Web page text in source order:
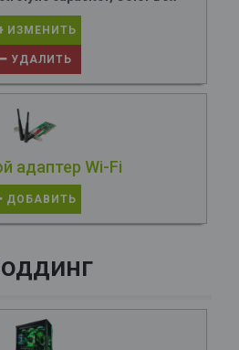
ИЗМЕНИТЬ
УДАЛИТЬ
адаптер Wi-Fi
ДОБАВИТЬ